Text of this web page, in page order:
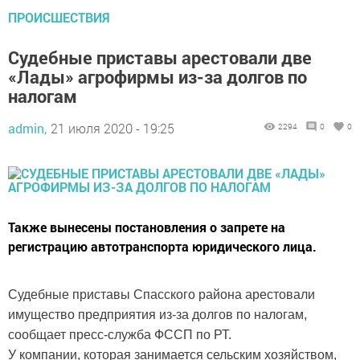
ПРОИСШЕСТВИЯ
Судебные приставы арестовали две
«Лады» агрофирмы из-за долгов по
налогам
admin, 21 июля 2020 - 19:25 2294 0 0
Также вынесены постановления о запрете на
регистрацию автотранспорта юридического лица.
Судебные приставы Спасского района арестовали
имущество предприятия из-за долгов по налогам,
сообщает пресс-служба ФССП по РТ.
У компании, которая занимается сельским хозяйством,